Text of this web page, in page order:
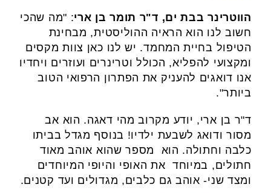
הווטרינר בבת ים, ד"ר תומר בן ארי: "מה שהכי
חשוב לנו הוא הראיה ההוליסטית, מבחינת
הטיפול בחיית המחמד. יש לנו כאן צוות מקסים
ומקצועי להפליא, הכולל וטרינרים ועוזרים ויחדיו
אנו דואגים להעניק את הפתרון הרפואי הטוב
ביותר".
ד"ר בן ארי, יודע מקרוב מהי דאגה. הוא אב
מסור ודואג לשבעת ילדיו! בנוסף מגדל בביתו
כלבה וחתולה. הוא מספר שהוא אוהב מאוד
חתולים, במיוחד את האופי והיופי המיוחדים
ומצד שני- אוהב גם כלבים, מגדולים ועד קטנים.